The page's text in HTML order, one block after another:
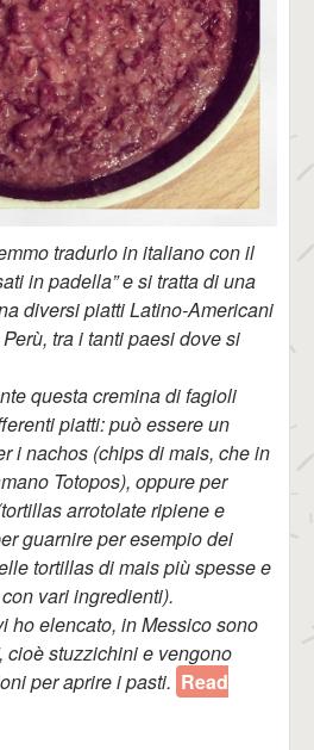
tradurlo in italiano con il
in padella” e si tratta di una
diversi piatti Latino-Americani
tra i tanti paesi dove si
questa cremina di fagioli
piatti: può essere un
i nachos (chips di mais, che in
Totopos), oppure per
arrotolate ripiene e
guarnire per esempio dei
tortillas di mais più spesse e
vari ingredienti).
ho elencato, in Messico sono
cioè stuzzichini e vengono
per aprire i pasti. Read